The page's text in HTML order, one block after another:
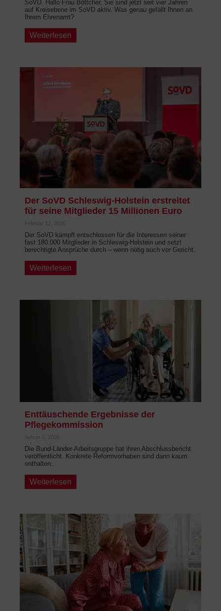
SoVD. Hallo Frau Böttcher, Sie sind jetzt seit vier Jahren
auf Kreisebene im SoVD aktiv. Was genau gefällt Ihnen an
Ihrem Ehrenamt?
Weiterlesen
Der SoVD Schleswig-Holstein erstreitet
für seine Mitglieder 15 Millionen Euro
Februar 12, 2026
Der SoVD kämpft entschlossen für die Interessen seiner
fast 180.000 Mitglieder in Schleswig-Holstein und setzt
berechtigte Ansprüche durch – wenn nötig auch vor Gericht.
Weiterlesen
Enttäuschende Ergebnisse der
Pflegekommission
Januar 2, 2026
Die Bund-Länder-Arbeitsgruppe hat ihren Abschlussbericht
veröffentlicht. Konkrete Reformvorhaben sind darin kaum
enthalten.
Weiterlesen